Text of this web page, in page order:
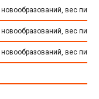
вес
вес
вес